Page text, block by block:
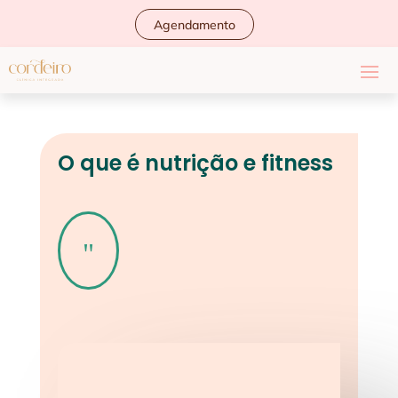
Agendamento
O que é nutrição e fitness
"